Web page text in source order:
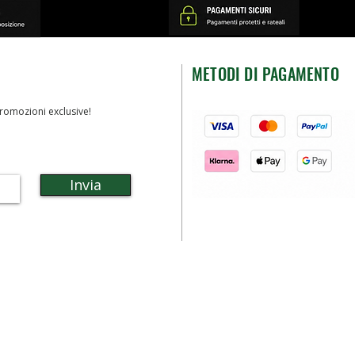
METODI DI PAGAMENTO
Invia
exclusive!